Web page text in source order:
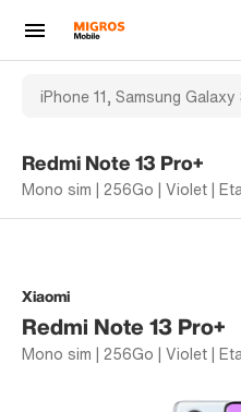
Redmi Note 13 Pro+
Mono sim | 256Go | Violet |
Xiaomi
Redmi Note 13 Pro+
Mono sim | 256Go | Violet |